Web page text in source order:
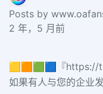
Posts by
2 年，5 月前
🟨🟧🟩🟦『https://
如果有人与您的企业